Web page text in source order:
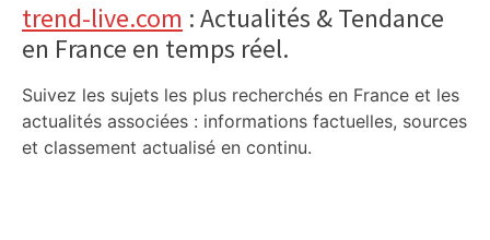
trend-live.com : Actualités & Tendance
en France en temps réel.
Suivez les sujets les plus recherchés en France et les
actualités associées : informations factuelles, sources
et classement actualisé en continu.